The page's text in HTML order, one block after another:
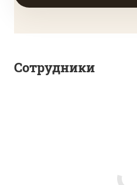
Сотрудники